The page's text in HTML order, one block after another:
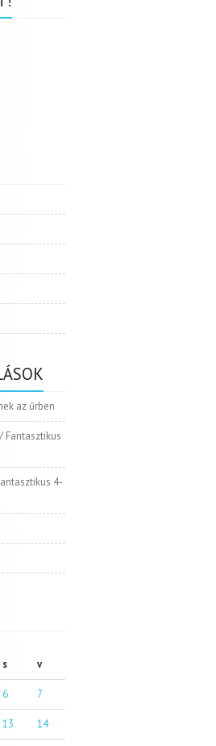
az űrben
Fantasztikus
4-
s v
6 7
13 14